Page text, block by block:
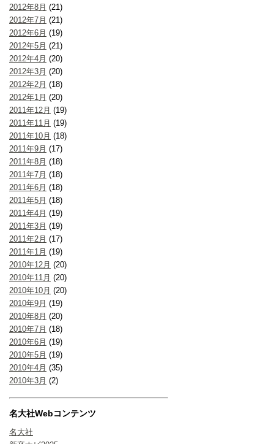
2012年8月 (21)
2012年7月 (21)
2012年6月 (19)
2012年5月 (21)
2012年4月 (20)
2012年3月 (20)
2012年2月 (18)
2012年1月 (20)
2011年12月 (19)
2011年11月 (19)
2011年10月 (18)
2011年9月 (17)
2011年8月 (18)
2011年7月 (18)
2011年6月 (18)
2011年5月 (18)
2011年4月 (19)
2011年3月 (19)
2011年2月 (17)
2011年1月 (19)
2010年12月 (20)
2010年11月 (20)
2010年10月 (20)
2010年9月 (19)
2010年8月 (20)
2010年7月 (18)
2010年6月 (19)
2010年5月 (19)
2010年4月 (35)
2010年3月 (2)
名大社Webコンテンツ
名大社